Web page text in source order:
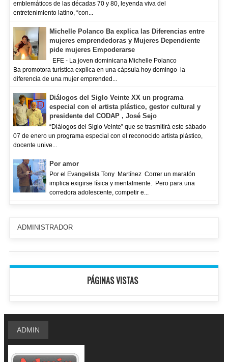
emblemáticos de las décadas 70 y 80, leyenda viva del
entretenimiento latino, “con...
Michelle Polanco Ba explica las Diferencias entre
mujeres emprendedoras y Mujeres Dependiente
pide mujeres Empoderarse
EFE - La joven dominicana Michelle Polanco
Ba promotora turística explica en una cápsula hoy domingo la
diferencia de una mujer emprended...
Diálogos del Siglo Veinte XX un programa
especial con el artista plástico, gestor cultural y
presidente del CODAP , José Sejo
“Diálogos del Siglo Veinte” que se trasmitirá este sábado
07 de enero un programa especial con el reconocido artista plástico,
docente unive...
Por amor
Por el Evangelista Tony Martínez Correr un maratón
implica exigirse física y mentalmente. Pero para una
corredora adolescente, competir e...
ADMINISTRADOR
PÁGINAS VISTAS
ADMIN